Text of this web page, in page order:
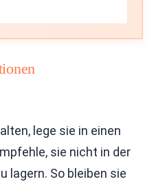
lege sie in einen
sie nicht in der
lagern. So bleiben sie